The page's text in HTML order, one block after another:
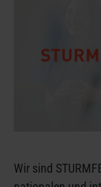
Wir sind